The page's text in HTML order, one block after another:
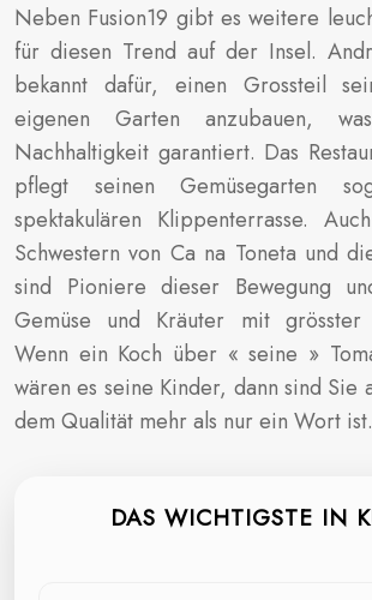
Neben Fusion19 gibt es weitere
für diesen Trend auf der Insel.
bekannt dafür, einen Grossteil
eigenen Garten anzubauen,
Nachhaltigkeit garantiert. Das
pflegt seinen Gemüsegarten
spektakulären Klippenterrasse.
Schwestern von Ca na Toneta und
sind Pioniere dieser Bewegung
Gemüse und Kräuter mit grösster
Wenn ein Koch über « seine »
wären es seine Kinder, dann sind Sie
dem Qualität mehr als nur ein Wort ist.
DAS WICHTIGSTE IN